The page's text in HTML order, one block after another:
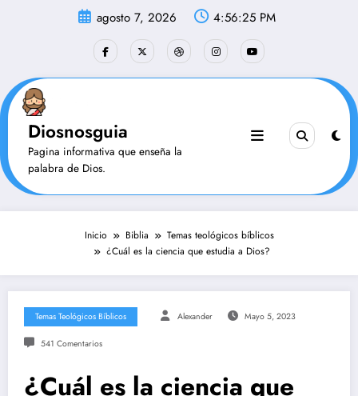
agosto 7, 2026 4:56:27 PM
Diosnosguia
Pagina informativa que enseña la
palabra de Dios.
Inicio Biblia
Temas teológicos bíblicos
¿Cuál es la ciencia que estudia a Dios?
Temas Teológicos Bíblicos Alexander Mayo 5, 2023
541 Comentarios
¿Cuál es la ciencia que